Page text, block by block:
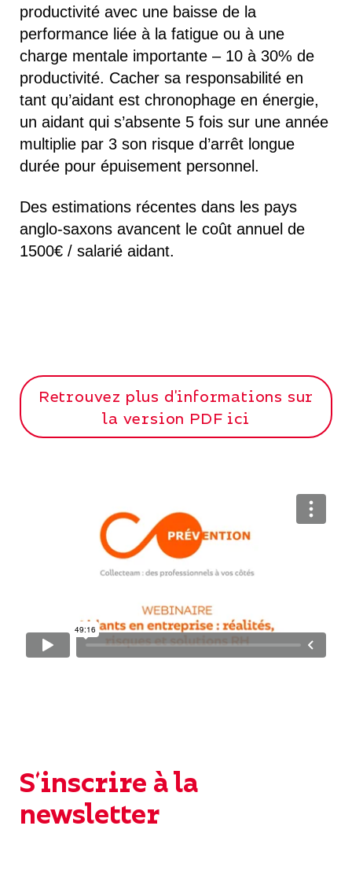
productivité avec une baisse de la
performance liée à la fatigue ou à une
charge mentale importante – 10 à 30% de
productivité. Cacher sa responsabilité en
tant qu’aidant est chronophage en énergie,
un aidant qui s’absente 5 fois sur une année
multiplie par 3 son risque d’arrêt longue
durée pour épuisement personnel.
Des estimations récentes dans les pays
anglo-saxons avancent le coût annuel de
1500€ / salarié aidant.
Retrouvez plus d'informations sur
la version PDF ici
S'inscrire à la
newsletter